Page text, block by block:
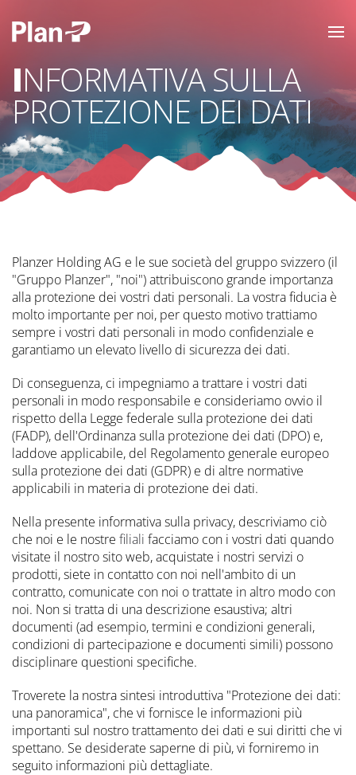
INFORMATIVA SULLA
PROTEZIONE DEI DATI
Planzer Holding AG e le sue società del gruppo svizzero (il
"Gruppo Planzer", "noi") attribuiscono grande importanza
alla protezione dei vostri dati personali. La vostra fiducia è
molto importante per noi, per questo motivo trattiamo
sempre i vostri dati personali in modo confidenziale e
garantiamo un elevato livello di sicurezza dei dati.
Di conseguenza, ci impegniamo a trattare i vostri dati
personali in modo responsabile e consideriamo ovvio il
rispetto della Legge federale sulla protezione dei dati
(FADP), dell'Ordinanza sulla protezione dei dati (DPO) e,
laddove applicabile, del Regolamento generale europeo
sulla protezione dei dati (GDPR) e di altre normative
applicabili in materia di protezione dei dati.
Nella presente informativa sulla privacy, descriviamo ciò
che noi e le nostre filiali facciamo con i vostri dati quando
visitate il nostro sito web, acquistate i nostri servizi o
prodotti, siete in contatto con noi nell'ambito di un
contratto, comunicate con noi o trattate in altro modo con
noi. Non si tratta di una descrizione esaustiva; altri
documenti (ad esempio, termini e condizioni generali,
condizioni di partecipazione e documenti simili) possono
disciplinare questioni specifiche.
Troverete la nostra sintesi introduttiva "Protezione dei dati:
una panoramica", che vi fornisce le informazioni più
importanti sul nostro trattamento dei dati e sui diritti che vi
spettano. Se desiderate saperne di più, vi forniremo in
seguito informazioni più dettagliate.